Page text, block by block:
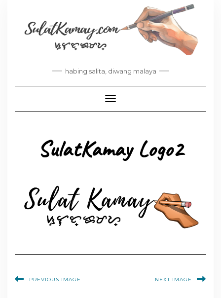
habing salita, diwang malaya
Toggle Navigation
SulatKamay Logo2
PREVIOUS IMAGE NEXT IMAGE